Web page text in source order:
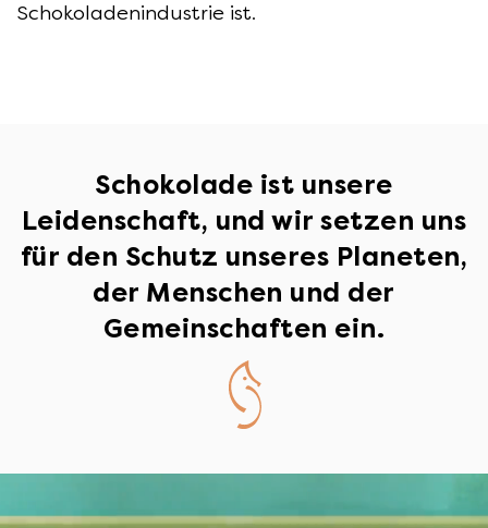
Schokoladenindustrie ist.
Schokolade ist unsere
Leidenschaft, und wir setzen uns
für den Schutz unseres Planeten,
der Menschen und der
Gemeinschaften ein.